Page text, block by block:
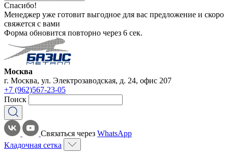
Спасибо!
Менеджер уже готовит выгодное для вас предложение и скоро
свяжется с вами
Форма обновится повторно через 6 сек.
Москва
г. Москва, ул. Электрозаводская, д. 24, офис 207
+7 (962)567-23-05
Поиск
Связаться через WhatsApp
Кладочная сетка